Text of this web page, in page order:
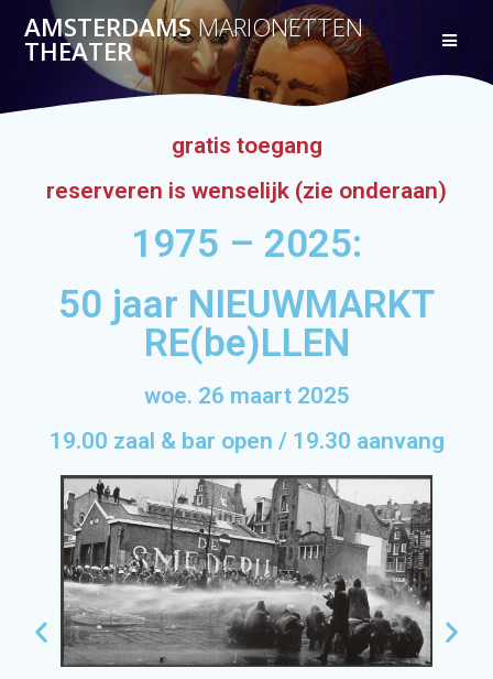
AMSTERDAMSMARIONETTEN
THEATER
gratis toegang
reserveren is wenselijk (zie onderaan)
1975 – 2025:
50 jaar NIEUWMARKT
RE(be)LLEN
woe. 26 maart 2025
19.00 zaal & bar open / 19.30 aanvang